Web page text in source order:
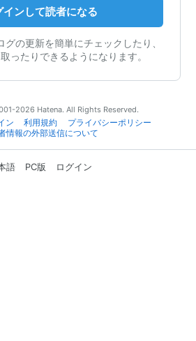
インして読者になる
の更新を簡単にチェックしたり、
ったりできるようになります。
2026 Hatena. All Rights Reserved.
ン 利用規約
プライバシーポリシー
情報の外部送信について
語 PC版 ログイン